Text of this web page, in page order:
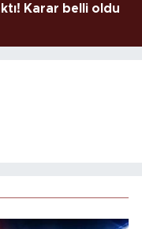
Karar belli oldu